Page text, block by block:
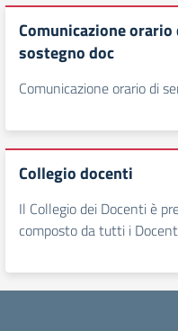
Comunicazione
sostegno doc
Comunicazione orario di
Collegio docenti
Il Collegio dei Docenti è
composto da tutti i